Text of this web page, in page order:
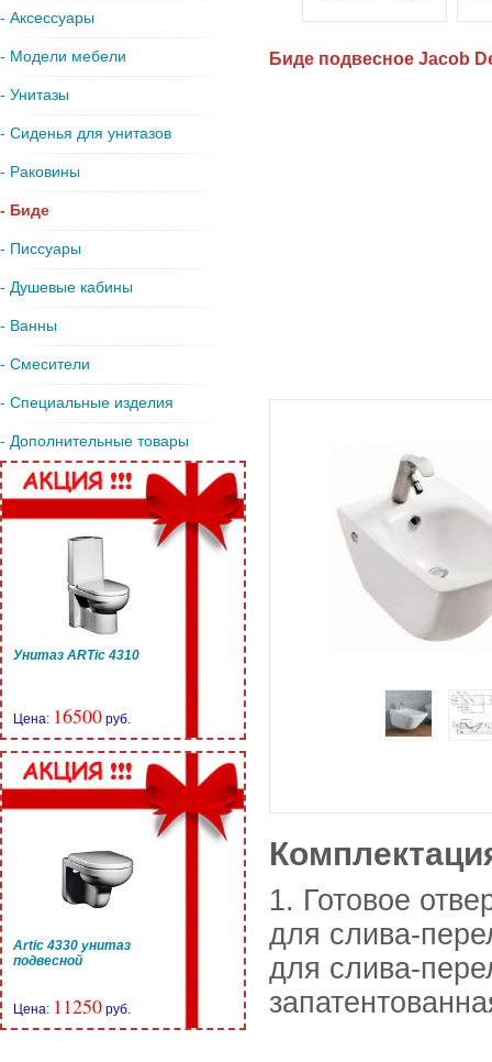
- Аксессуары
- Модели мебели
- Унитазы
- Сиденья для унитазов
- Раковины
- Биде
- Писсуары
- Душевые кабины
- Ванны
- Смесители
- Специальные изделия
- Дополнительные товары
Унитаз ARTic 4310
Цена: 16500 руб.
Artic 4330 унитаз
подвесной
Цена: 11250 руб.
Биде подвесное Jacob
1. Готовое
для слива-
для слива-